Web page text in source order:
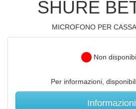
SHURE
MICROFONO PER
Non
Per informazioni,
Informazioni